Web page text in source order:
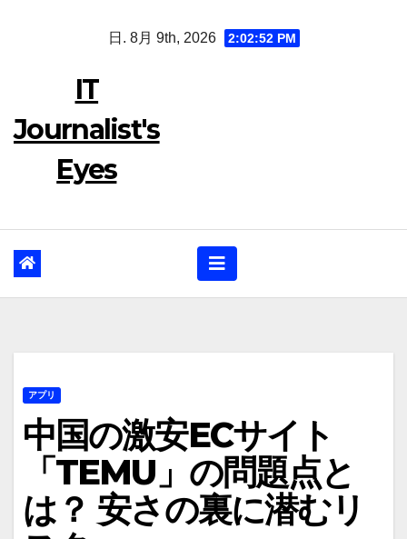
日. 8月 9th, 2026 2:02:53 PM
IT
Journalist's
Eyes
アプリ
中国の激安ECサイト
「TEMU」の問題点と
は？ 安さの裏に潜むリ